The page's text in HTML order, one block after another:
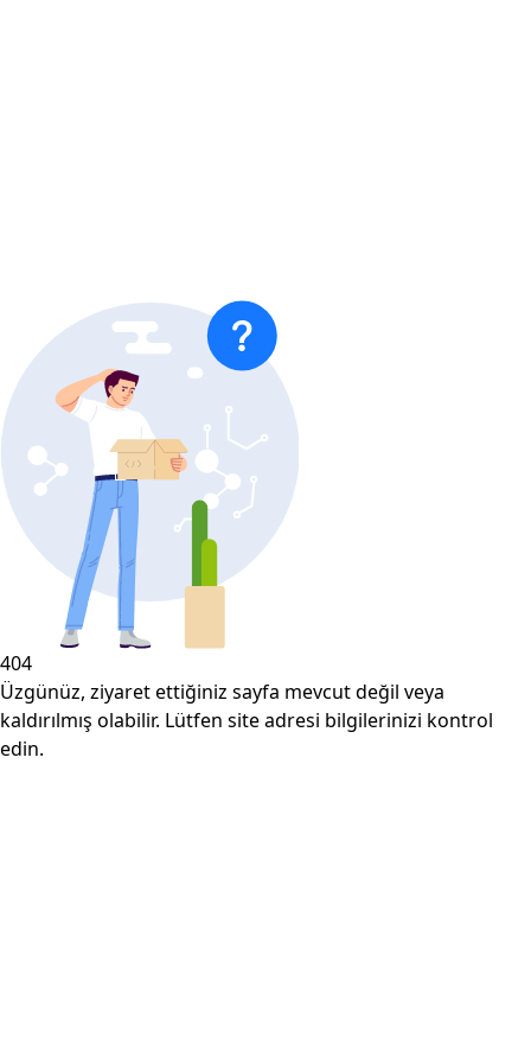
404
Üzgünüz, ziyaret ettiğiniz sayfa mevcut değil veya
kaldırılmış olabilir. Lütfen site adresi bilgilerinizi kontrol
edin.